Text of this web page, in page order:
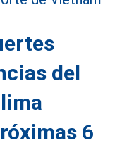
del
6